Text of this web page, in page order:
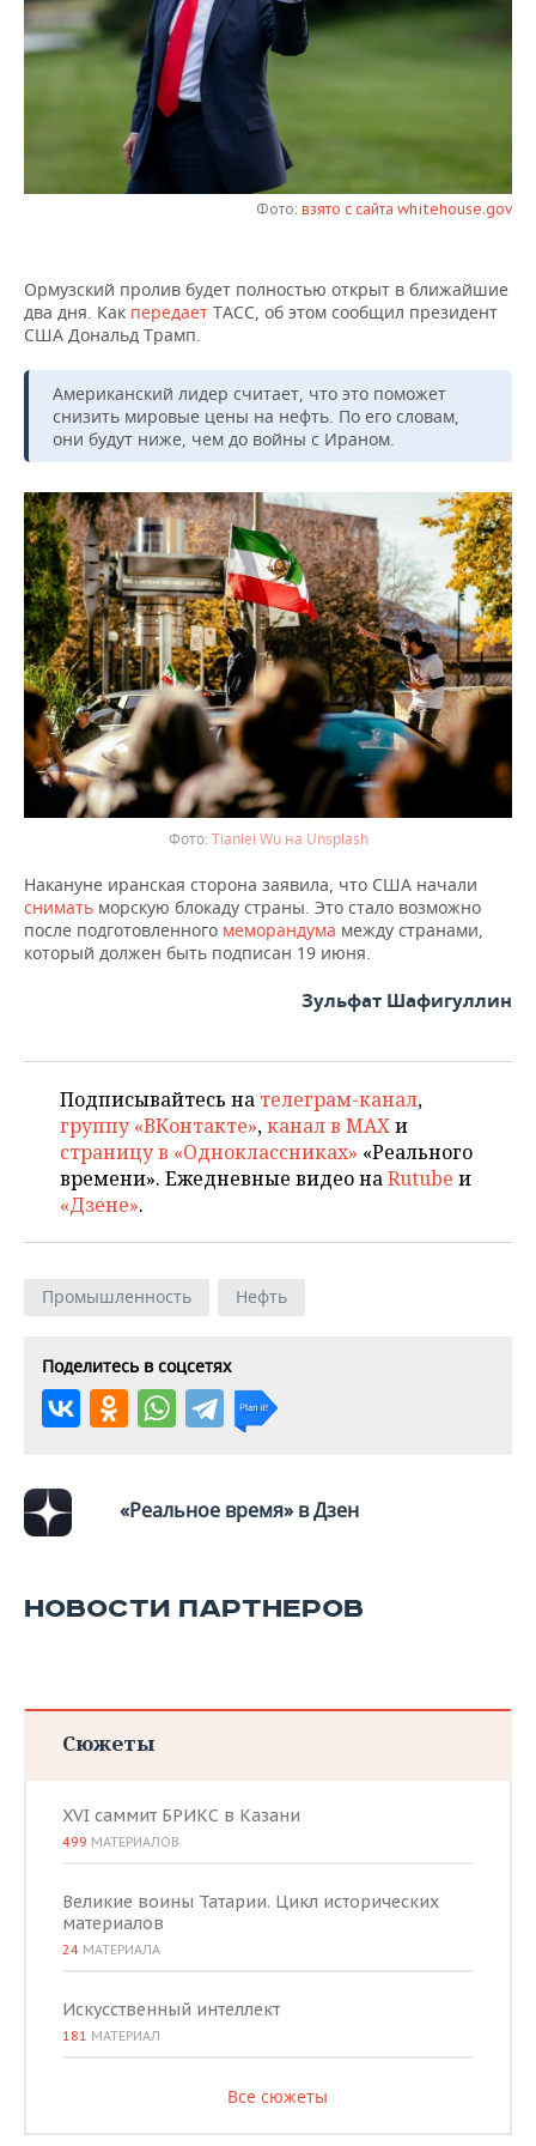
НЕФТЕХИМИЯ
НЕФТЬ
ЭНЕРГЕТИКА
РОЗНИЧНАЯ ТОРГОВЛЯ
ТРАНСПОРТ
НОВОСТИ ТЕХНОЛОГИЙ
МЕРОПРИЯТИЯ
НОВОСТИ МЕРОПРИЯТИЙ
ВЫЕЗДНАЯ РЕДАКЦИЯ
ОТКРЫТАЯ ЛЕКЦИЯ
НОВОСТИ СПОРТА
БАСКЕТБОЛ
ВОЛЕЙБОЛ
КИБЕРСПОРТ
ВОДНЫЕ ВИДЫ СПОРТА
ХОККЕЙ С МЯЧОМ
ОБЩЕСТВО
ИНФРАСТРУКТУРА
ИСТОРИЯ
КУЛЬТУРА
ОБРАЗОВАНИЕ
ПРОИСШЕСТВИЯ
СПРАВОЧНИК
СПИСОК ПЕРСОН
СПИСОК КОМПАНИЙ
ПОЛНАЯ ВЕРСИЯ
Фото: взято с сайта whitehouse.gov
Ормузский пролив будет полностью открыт в ближайшие
два дня. Как передает ТАСС, об этом сообщил президент
США Дональд Трамп.
Американский лидер считает, что это поможет
снизить мировые цены на нефть. По его словам,
они будут ниже, чем до войны с Ираном.
Tianlei Wu на Unsplash
Накануне иранская сторона заявила, что США начали
снимать морскую блокаду страны. Это стало возможно
после подготовленного меморандума между странами,
который должен быть подписан 19 июня.
Зульфат Шафигуллин
Подписывайтесь на телеграм-канал,
группу «ВКонтакте»,канал в MAXи
страницу в «Одноклассниках» «Реального
времени». Ежедневные видео наRutube и
«Дзене».
Промышленность Нефть
Поделитесь в соцсетях
«Реальное время» в Дзен
НОВОСТИ ПАРТНЕРОВ
Сюжеты
XVI саммит БРИКС в Казани
499 МАТЕРИАЛОВ
Великие воины Татарии. Цикл исторических
материалов
24 МАТЕРИАЛА
Искусственный интеллект
181 МАТЕРИАЛ
Все сюжеты